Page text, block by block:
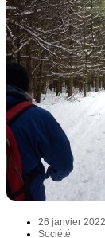
26 janvier 2022
Société